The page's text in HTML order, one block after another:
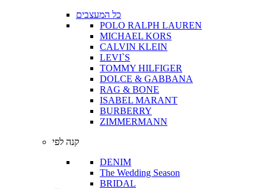
כל המעצבים
POLO RALPH LAUREN
MICHAEL KORS
CALVIN KLEIN
LEVI`S
TOMMY HILFIGER
DOLCE & GABBANA
RAG & BONE
ISABEL MARANT
BURBERRY
ZIMMERMANN
קנה לפי
DENIM
The Wedding Season
BRIDAL